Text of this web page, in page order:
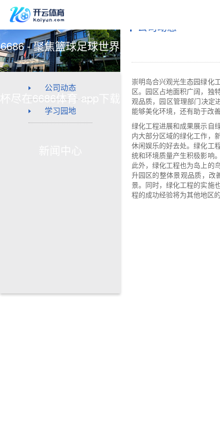
6686 - 聚焦篮球足球世界
杯尽在6686体育-app下载
公司动态
学习园地
公司动态
崇明岛合兴观光生态园绿化
区。园区占地面积广阔，独
观品质，园区管理部门决定
能够美化环境，还有助于改
绿化工程进展和成果展示自
内大部分区域的绿化工作，
休闲娱乐的好去处。绿化工
统和环境质量产生积极影响
此外，绿化工程也为岛上的
升园区的整体景观品质，改
景。同时，绿化工程的实施
程的成功经验将为其他地区